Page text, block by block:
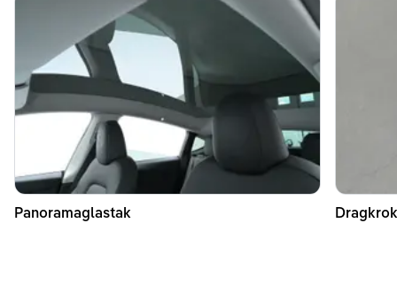
Panoramaglastak